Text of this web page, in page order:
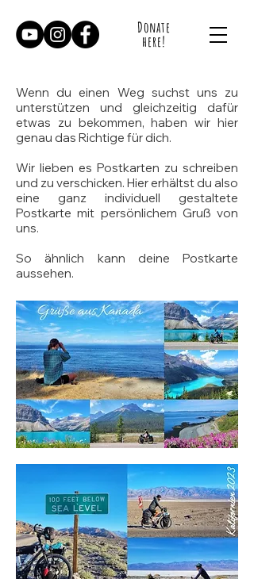
Donate
here!
Wenn du einen Weg suchst uns zu
unterstützen und gleichzeitig dafür
etwas zu bekommen, haben wir hier
genau das Richtige für dich.
Wir lieben es Postkarten zu schreiben
und zu verschicken. Hier erhältst du also
eine ganz individuell gestaltete
Postkarte mit persönlichem Gruß von
uns.
So ähnlich kann deine Postkarte
aussehen.